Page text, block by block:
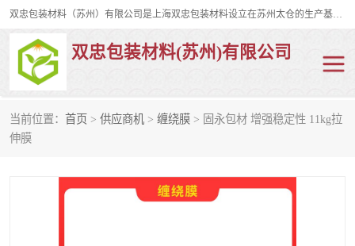
双忠包装材料（苏州）有限公司是上海双忠包装材料设立在苏州太仓的生产基地，占地约2万平米，产品主要有打孔缠绕膜，拉伸蜂窝纸，集装箱充气袋，滑托板，打包带，裹包网兜，防滑纸等箱体和托盘的运输和保护性包材。固永包材®，GooYon Pack®，是我们保护性包装材料的专属品牌。
双忠包装材料(苏州)有限公司
当前位置： 首页 > 供应商机 > 缠绕膜 > 固永包材 增强稳定性 11kg拉
伸膜打孔缠绕膜
裹包网兜 纤维打包带